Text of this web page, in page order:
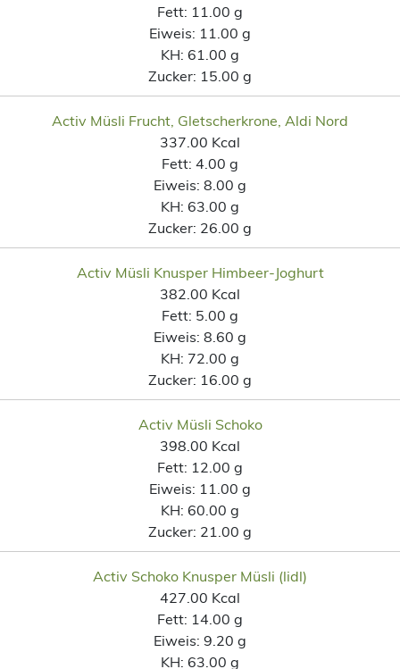
Fett: 11.00 g
Eiweis: 11.00 g
KH: 61.00 g
Zucker: 15.00 g
Activ Müsli Frucht, Gletscherkrone, Aldi Nord
337.00 Kcal
Fett: 4.00 g
Eiweis: 8.00 g
KH: 63.00 g
Zucker: 26.00 g
Activ Müsli Knusper Himbeer-Joghurt
382.00 Kcal
Fett: 5.00 g
Eiweis: 8.60 g
KH: 72.00 g
Zucker: 16.00 g
Activ Müsli Schoko
398.00 Kcal
Fett: 12.00 g
Eiweis: 11.00 g
KH: 60.00 g
Zucker: 21.00 g
Activ Schoko Knusper Müsli (lidl)
427.00 Kcal
Fett: 14.00 g
Eiweis: 9.20 g
KH: 63.00 g